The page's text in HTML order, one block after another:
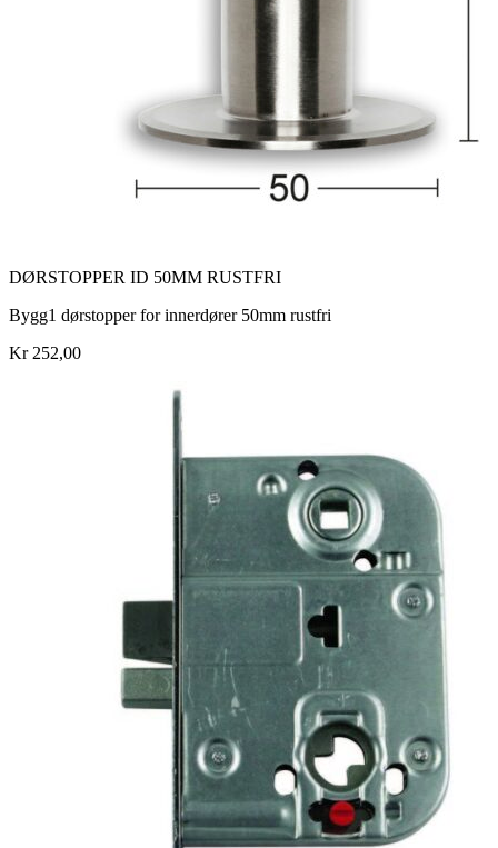
DØRSTOPPER ID 50MM RUSTFRI
Bygg1 dørstopper for innerdører 50mm rustfri
Kr 252,00